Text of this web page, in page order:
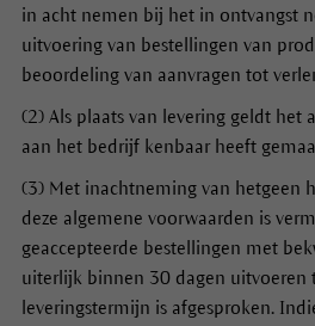
in acht nemen bij het in ontvangst
uitvoering van bestellingen van
beoordeling van aanvragen tot
(2) Als plaats van levering geldt het
aan het bedrijf kenbaar heeft
(3) Met inachtneming van hetgeen
deze algemene voorwaarden is
geaccepteerde bestellingen met
uiterlijk binnen 30 dagen uitvoeren
leveringstermijn is afgesproken.